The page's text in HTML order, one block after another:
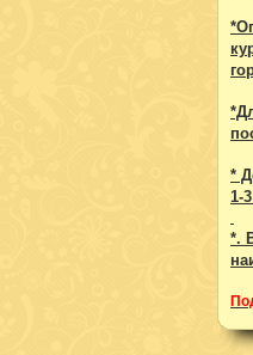
*
1-
*.